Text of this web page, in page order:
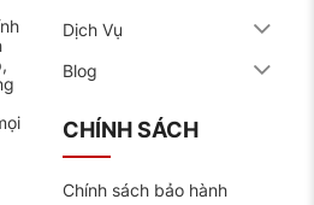
hiệu ắc quy trên toàn
nhà máy nâng cao công
và độ bền cao.
tiêu chuẩn của Đức.
kỹ năng kỹ thuật cốt lõi của
Dịch Vụ
Blog
CHÍNH SÁCH
Chính sách bảo hành